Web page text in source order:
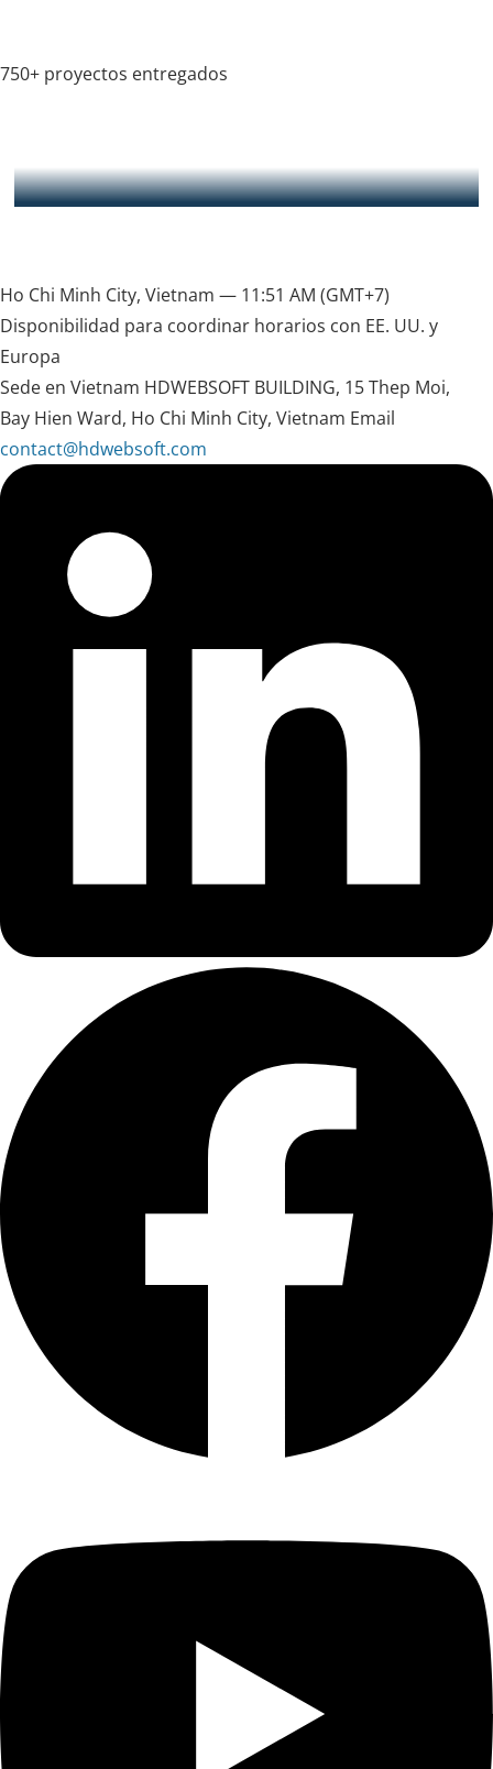
750+ proyectos entregados
deadline. Hung was extremely helpful and communicated
clearly to me. Sometimes when i have additional request, he
Ho Chi Minh City, Vietnam — 11:51 AM (GMT+7)
Disponibilidad para coordinar horarios con EE. UU. y
Europa
Sede en Vietnam HDWEBSOFT BUILDING, 15 Thep Moi,
Bay Hien Ward, Ho Chi Minh City, Vietnam Email
contact@hdwebsoft.com